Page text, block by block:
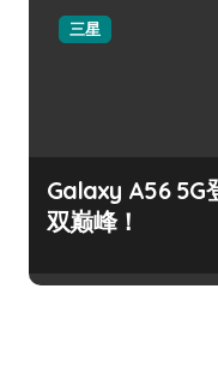
三星
Galaxy A56 5G
双巅峰！